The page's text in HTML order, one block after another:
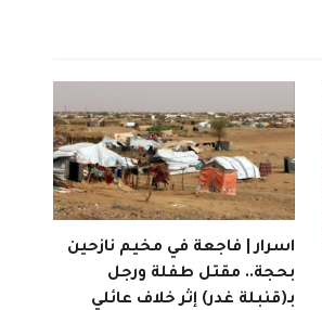
اسرار | فاجعة في مخيم نازحين
بحجة.. مقتل طفلة ورجل
بـ(قنبلة غدر) إثر خلاف عائلي